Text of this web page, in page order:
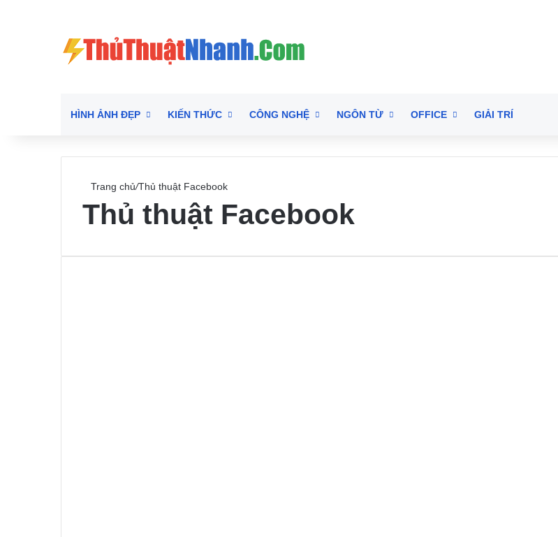
HÌNH ẢNH ĐẸP KIẾN THỨC CÔNG NGHỆ NGÔN TỪ OFFICE GIẢI TRÍ
Trang chủ/Thủ thuật Facebook
Thủ thuật Facebook